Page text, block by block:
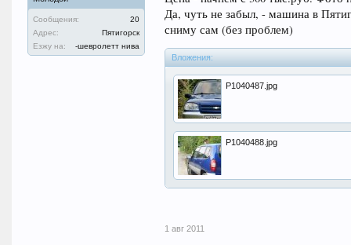
Сообщения:
20
Адрес:
Пятигорск
Езжу на:
-шевролетт нива
Да, чуть не забыл, - машина в
сниму сам (без проблем)
Вложения:
P1040487.jpg
P1040488.jpg
1 авг 2011